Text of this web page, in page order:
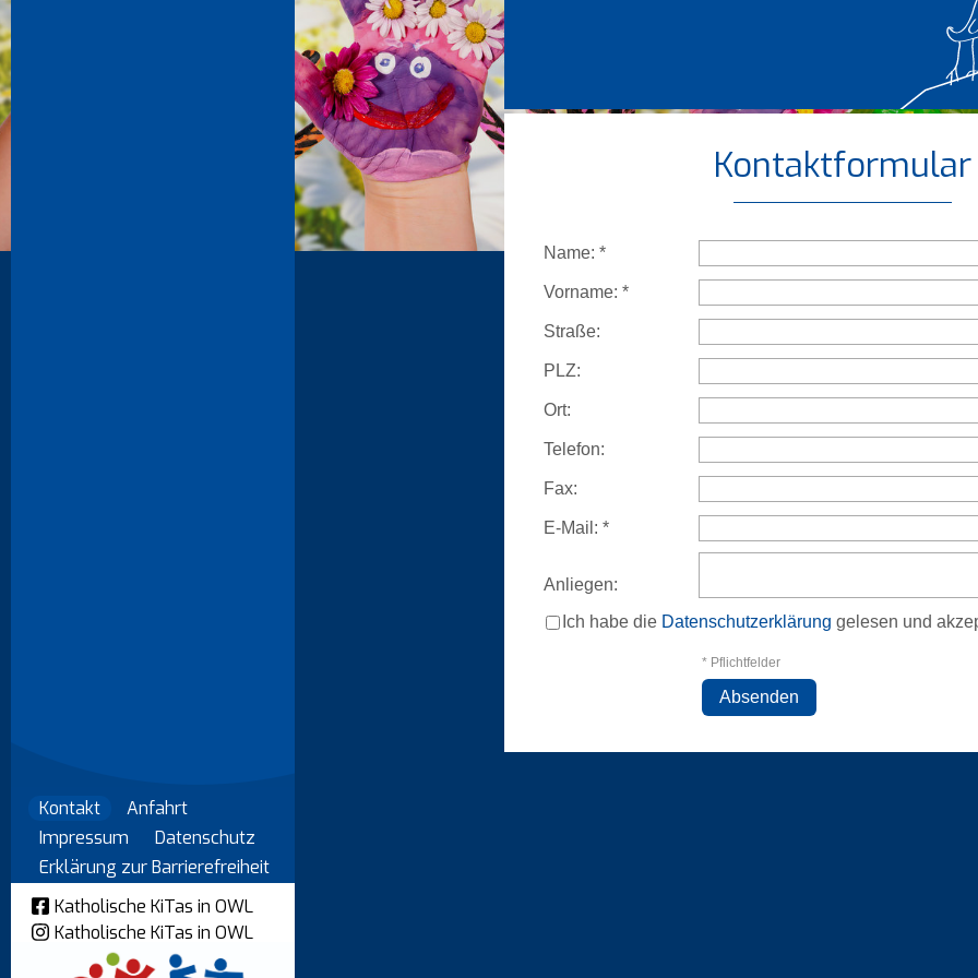
Kontakt
Anfahrt
Impressum
Datenschutz
Erklärung zur Barrierefreiheit
Katholische KiTas in OWL
Katholische KiTas in OWL
Kontaktformular
Name: *
Vorname: *
Straße:
PLZ:
Ort:
Telefon:
Fax:
E-Mail: *
Anliegen:
Ich habe die Datenschutzerklärung gelesen und
* Pflichtfelder
Absenden